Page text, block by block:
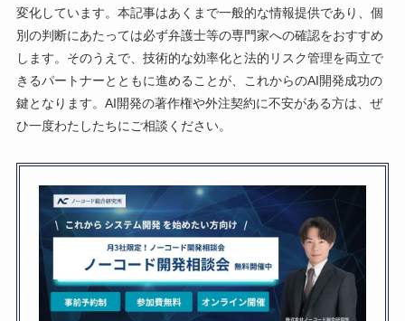
変化しています。本記事はあくまで一般的な情報提供であり、個
別の判断にあたっては必ず弁護士等の専門家への確認をおすすめ
します。そのうえで、技術的な効率化と法的リスク管理を両立で
きるパートナーとともに進めることが、これからのAI開発成功の
鍵となります。AI開発の著作権や外注契約に不安がある方は、ぜ
ひ一度わたしたちにご相談ください。